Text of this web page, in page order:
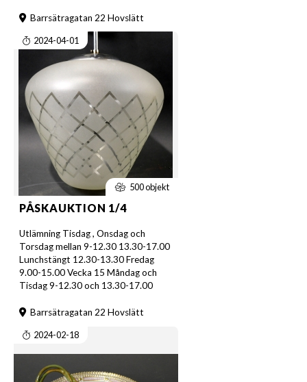
Barrsätragatan 22 Hovslätt
2024-04-01
500 objekt
PÅSKAUKTION 1/4
Utlämning Tisdag , Onsdag och
Torsdag mellan 9-12.30 13.30-17.00
Lunchstängt 12.30-13.30 Fredag
9.00-15.00 Vecka 15 Måndag och
Tisdag 9-12.30 och 13.30-17.00
Barrsätragatan 22 Hovslätt
2024-02-18